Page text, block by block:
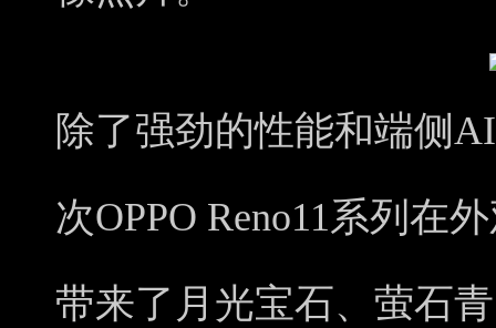
除了强劲的性能和端侧
次OPPO Reno11系列在
带来了月光宝石、萤石